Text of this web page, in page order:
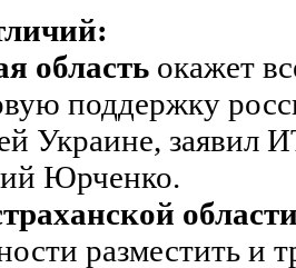
область окажет
поддержку
Украине, заявил
Юрченко.
разместить и